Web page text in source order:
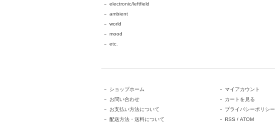
electronic/leftfield
ambient
world
mood
etc.
ショップホーム
お問い合わせ
お支払い方法について
配送方法・送料について
マイアカウント
カートを見る
プライバシーポリシー
RSS /ATOM